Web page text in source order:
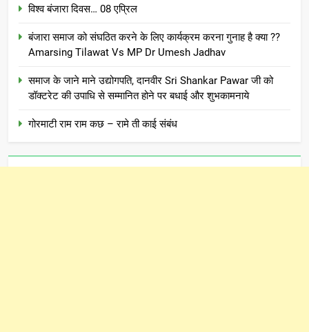
विश्व बंजारा दिवस… 08 एप्रिल
बंजारा समाज को संघठित करने के लिए कार्यक्रम करना गुनाह है क्या ??
Amarsing Tilawat Vs MP Dr Umesh Jadhav
समाज के जाने माने उद्योगपति, दानवीर Sri Shankar Pawar जी को
डॉक्टरेट की उपाधि से सम्मानित होने पर बधाई और शुभकामनाये
गोरमाटी राम राम कछ – रामे ती काई संबंध